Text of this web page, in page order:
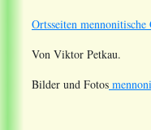
Ortsseiten
Von Viktor Petkau.
Bilder und Fotos